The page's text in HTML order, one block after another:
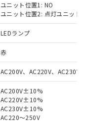
ユニット位置1: NO
ユニット位置2: 点灯ユニット
LEDランプ
赤
AC200V、AC220V、AC230V
AC200V±10%
AC220V±10%
AC230V±10%
AC220～250V